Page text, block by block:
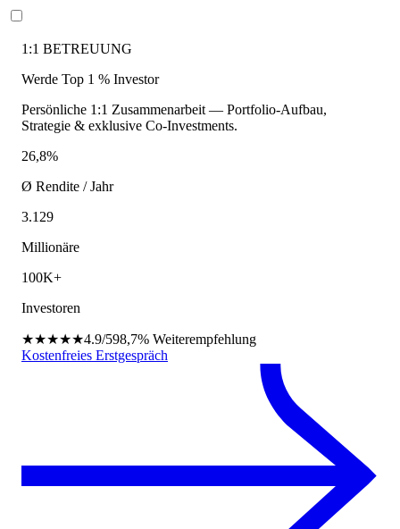
1:1 BETREUUNG
Werde Top 1 % Investor
Persönliche 1:1 Zusammenarbeit — Portfolio-Aufbau,
Strategie & exklusive Co-Investments.
26,8%
Ø Rendite / Jahr
3.129
Millionäre
100K+
Investoren
★★★★★4.9/598,7% Weiterempfehlung
Kostenfreies Erstgespräch